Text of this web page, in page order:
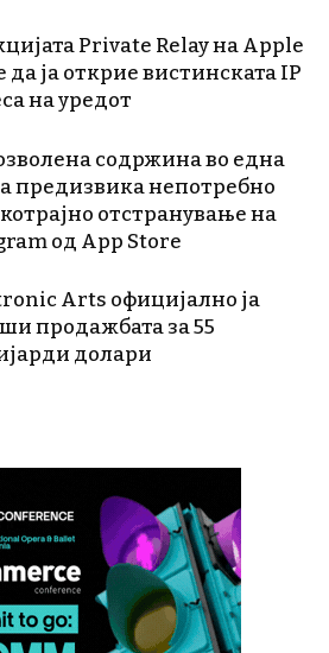
Private Relay на Apple
да ја открие вистинската IP
на уредот
содржина во една
предизвика непотребно
отстранување на
од App Store
Arts официјално ја
продажбата за 55
долари